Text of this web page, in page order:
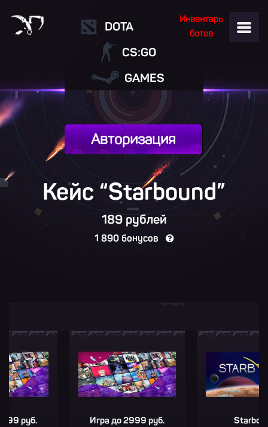
Инвентарь
ботов
DOTA
CS:GO
GAMES
Авторизация
Кейс “Starbound”
189 рублей
1 890 бонусов
Игра до 2999 руб. Starbound